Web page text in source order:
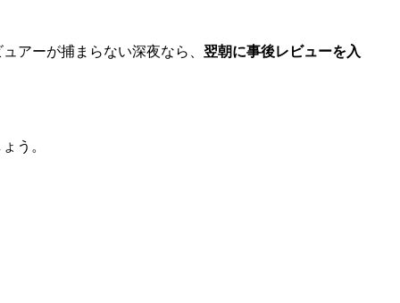
アーが捕まらない深夜なら、 翌朝に事後レビューを入
う。